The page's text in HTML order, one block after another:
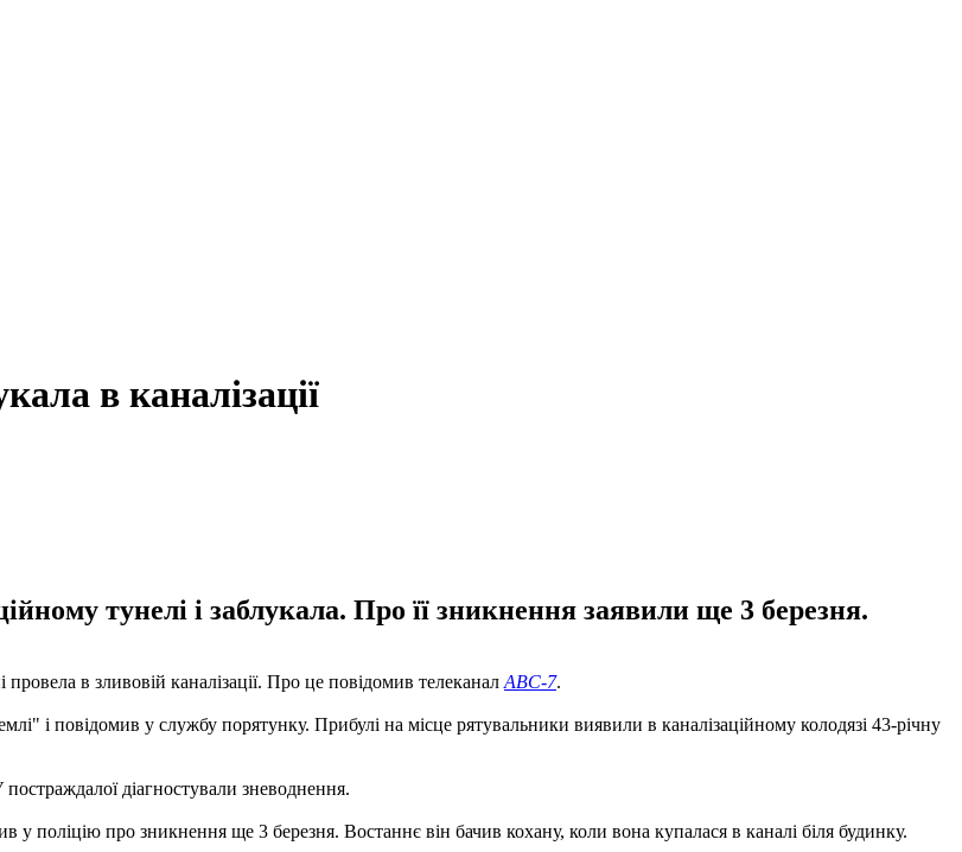
в каналізації
тунелі і заблукала. Про її зникнення заявили ще 3 березня.
в зливовій каналізації. Про це повідомив телеканал ABC-7.
і повідомив у службу порятунку. Прибулі на місце рятувальники виявили в каналізаційному колодязі 43-річну
діагностували зневоднення.
поліцію про зникнення ще 3 березня. Востаннє він бачив кохану, коли вона купалася в каналі біля будинку.